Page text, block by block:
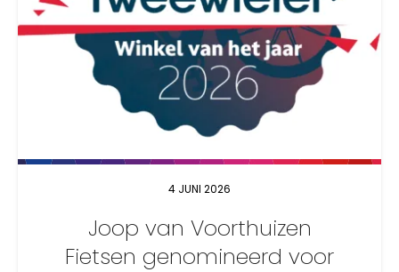
4 JUNI 2026
Joop van Voorthuizen
Fietsen genomineerd voor